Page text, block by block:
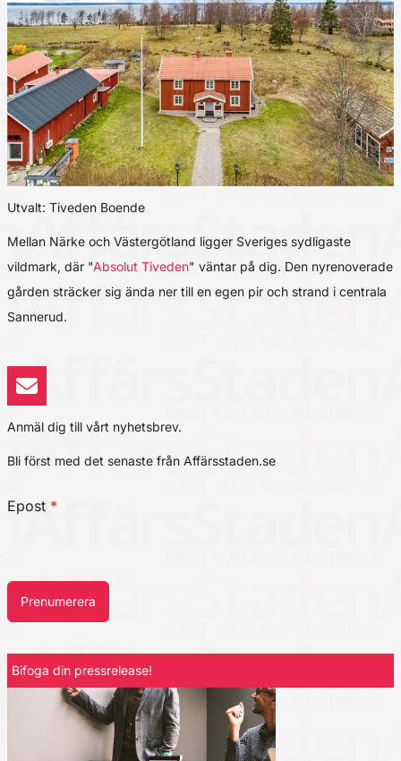
Utvalt: Tiveden Boende
Mellan Närke och Västergötland ligger Sveriges sydligaste
vildmark, där "Absolut Tiveden" väntar på dig. Den nyrenoverade
gården sträcker sig ända ner till en egen pir och strand i centrala
Sannerud.
Anmäl dig till vårt nyhetsbrev.
Bli först med det senaste från Affärsstaden.se
Epost *
Prenumerera
Bifoga din pressrelease!